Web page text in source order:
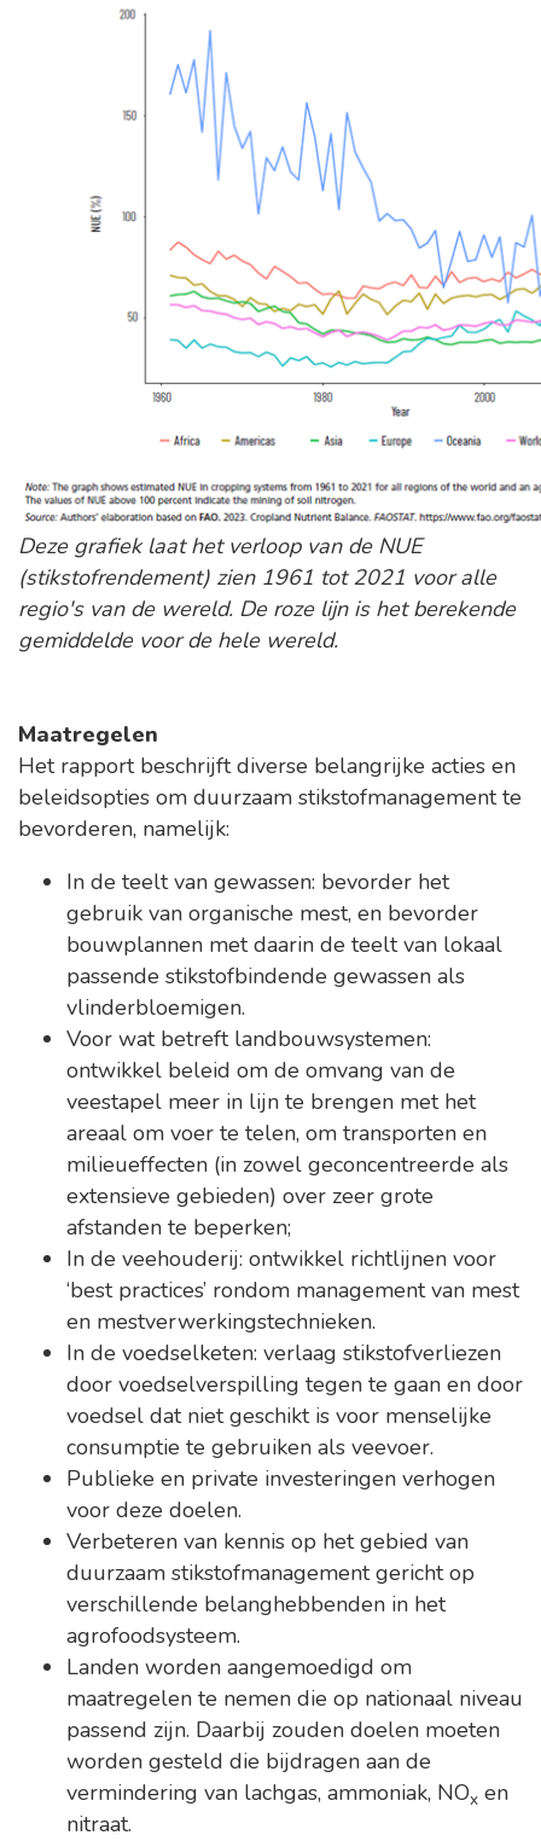
Deze grafiek laat het verloop van de NUE
(stikstofrendement) zien 1961 tot 2021 voor alle
regio's van de wereld. De roze lijn is het berekende
gemiddelde voor de hele wereld.
Maatregelen
Het rapport beschrijft diverse belangrijke acties en
beleidsopties om duurzaam stikstofmanagement te
bevorderen, namelijk:
In de teelt van gewassen: bevorder het
gebruik van organische mest, en bevorder
bouwplannen met daarin de teelt van lokaal
passende stikstofbindende gewassen als
vlinderbloemigen.
Voor wat betreft landbouwsystemen:
ontwikkel beleid om de omvang van de
veestapel meer in lijn te brengen met het
areaal om voer te telen, om transporten en
milieueffecten (in zowel geconcentreerde als
extensieve gebieden) over zeer grote
afstanden te beperken;
In de veehouderij: ontwikkel richtlijnen voor
‘best practices’ rondom management van mest
en mestverwerkingstechnieken.
In de voedselketen: verlaag stikstofverliezen
door voedselverspilling tegen te gaan en door
voedsel dat niet geschikt is voor menselijke
consumptie te gebruiken als veevoer.
Publieke en private investeringen verhogen
voor deze doelen.
Verbeteren van kennis op het gebied van
duurzaam stikstofmanagement gericht op
verschillende belanghebbenden in het
agrofoodsysteem.
Landen worden aangemoedigd om
maatregelen te nemen die op nationaal niveau
passend zijn. Daarbij zouden doelen moeten
worden gesteld die bijdragen aan de
vermindering van lachgas, ammoniak, NOx en
nitraat.